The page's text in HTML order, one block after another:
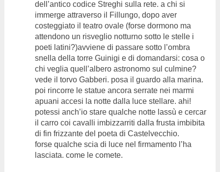
dell’antico codice Streghi sulla rete. a chi si
immerge attraverso il Fillungo, dopo aver
costeggiato il teatro ovale (forse dormono ma
attendono un risveglio notturno sotto le stelle i
poeti latini?)avviene di passare sotto l’ombra
snella della torre Guinigi e di domandarsi: cosa o
chi veglia quell’albero astronomo sul culmine?
vede il torvo Gabberi. posa il guardo alla marina.
poi rincorre le statue ancora serrate nei marmi
apuani accesi la notte dalla luce stellare. ahi!
potessi anch’io stare qualche notte lassù e cercar
il carro coi cavalli imbizzarriti dalla frusta imbibita
di fin frizzante del poeta di Castelvecchio.
forse qualche scia di luce nel firmamento l’ha
lasciata. come le comete.